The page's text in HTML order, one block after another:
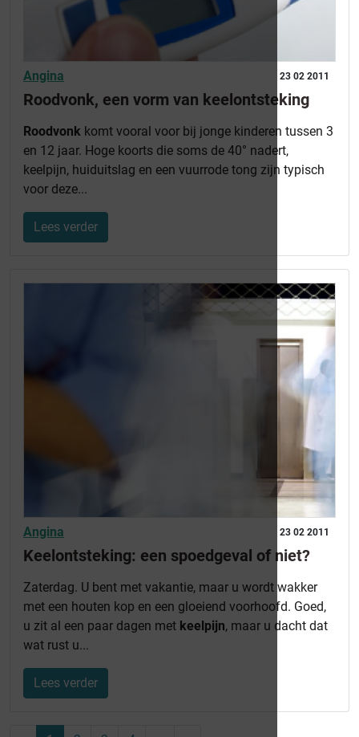
23 02 2011
Angina
Roodvonk, een vorm van keelontsteking
Roodvonk komt vooral voor bij jonge kinderen tussen 3
en 12 jaar. Hoge koorts die soms de 40° nadert,
keelpijn, huiduitslag en een vuurrode tong zijn typisch
voor deze...
Lees verder
23 02 2011
Angina
Keelontsteking: een spoedgeval of niet?
Zaterdag. U bent met vakantie, maar u wordt wakker
met een houten kop en een gloeiend voorhoofd. Goed,
u zit al een paar dagen met keelpijn, maar u dacht dat
wat rust u...
Lees verder